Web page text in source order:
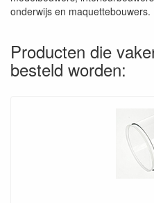
onderwijs en maquettebouwers.
Producten die
besteld worden: